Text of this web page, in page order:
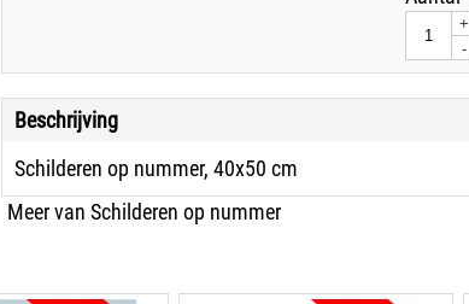
+
-
Beschrijving
Schilderen op nummer, 40x50 cm
Meer van Schilderen op nummer